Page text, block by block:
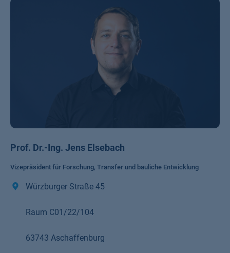
Prof. Dr.-Ing. Jens Elsebach
Vizepräsident für Forschung, Transfer und bauliche Entwicklung
Würzburger Straße 45
Raum C01/22/104
63743 Aschaffenburg